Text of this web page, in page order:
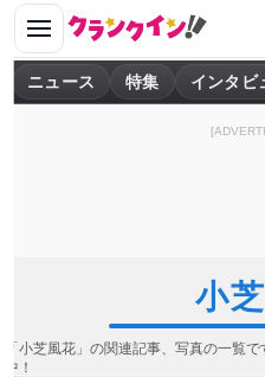
ニュース 特集 インタビ
小
「小芝風花」の関連記事、写真の一覧
中！